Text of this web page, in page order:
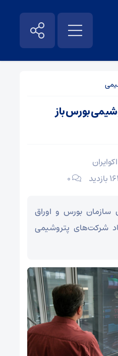
بورس باز
اکوایران
۰
سازمان بورس و اوراق
شرکت‌های پتروشیمی